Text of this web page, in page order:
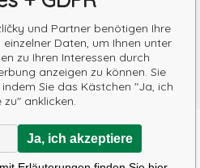
AF Distribution s.r.o.
vorbehalten.
výběrem krmiva
und Partner benötigen Ihre
Daten, um Ihnen unter
zu Ihren Interessen durch
anzeigen zu können. Sie
Sie das Kästchen "Ja, ich
anklicken.
Ja, ich akzeptiere